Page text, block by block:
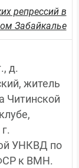
репрессий в
Забайкалье
д.
житель
Читинской
УНКВД по
к ВМН.